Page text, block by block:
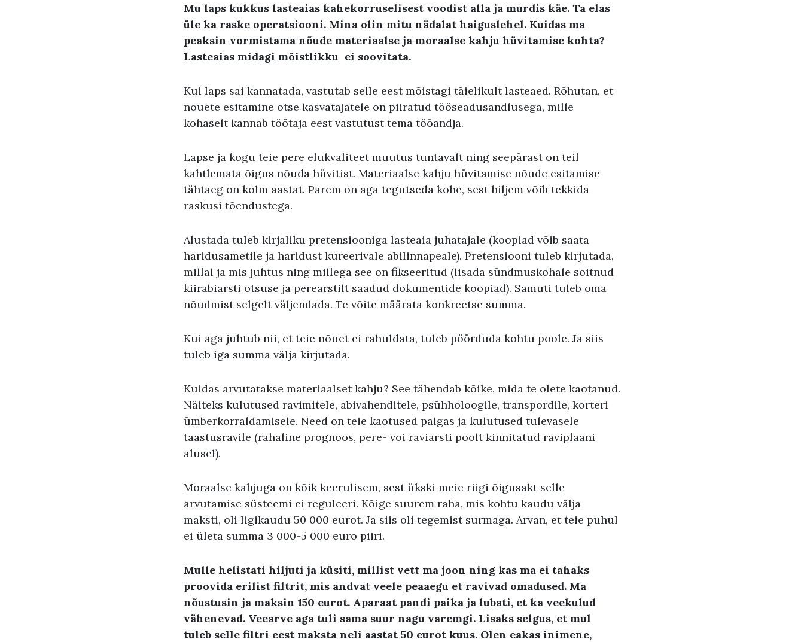
Mu laps kukkus lasteaias kahekorruselisest voodist alla ja murdis käe. Ta elas
üle ka raske operatsiooni. Mina olin mitu nädalat haiguslehel. Kuidas ma
peaksin vormistama nõude materiaalse ja moraalse kahju hüvitamise kohta?
Lasteaias midagi mõistlikku ei soovitata.
Kui laps sai kannatada, vastutab selle eest mõistagi täielikult lasteaed. Rõhutan, et
nõuete esitamine otse kasvatajatele on piiratud tööseadusandlusega, mille
kohaselt kannab töötaja eest vastutust tema tööandja.
Lapse ja kogu teie pere elukvaliteet muutus tuntavalt ning seepärast on teil
kahtlemata õigus nõuda hüvitist. Materiaalse kahju hüvitamise nõude esitamise
tähtaeg on kolm aastat. Parem on aga tegutseda kohe, sest hiljem võib tekkida
raskusi tõendustega.
Alustada tuleb kirjaliku pretensiooniga lasteaia juhatajale (koopiad võib saata
haridusametile ja haridust kureerivale abilinnapeale). Pretensiooni tuleb kirjutada,
millal ja mis juhtus ning millega see on fikseeritud (lisada sündmuskohale sõitnud
kiirabiarsti otsuse ja perearstilt saadud dokumentide koopiad). Samuti tuleb oma
nõudmist selgelt väljendada. Te võite määrata konkreetse summa.
Kui aga juhtub nii, et teie nõuet ei rahuldata, tuleb pöörduda kohtu poole. Ja siis
tuleb iga summa välja kirjutada.
Kuidas arvutatakse materiaalset kahju? See tähendab kõike, mida te olete kaotanud.
Näiteks kulutused ravimitele, abivahenditele, psühholoogile, transpordile, korteri
ümberkorraldamisele. Need on teie kaotused palgas ja kulutused tulevasele
taastusravile (rahaline prognoos, pere- või raviarsti poolt kinnitatud raviplaani
alusel).
Moraalse kahjuga on kõik keerulisem, sest ükski meie riigi õigusakt selle
arvutamise süsteemi ei reguleeri. Kõige suurem raha, mis kohtu kaudu välja
maksti, oli ligikaudu 50 000 eurot. Ja siis oli tegemist surmaga. Arvan, et teie puhul
ei ületa summa 3 000-5 000 euro piiri.
Mulle helistati hiljuti ja küsiti, millist vett ma joon ning kas ma ei tahaks
proovida erilist filtrit, mis andvat veele peaaegu et ravivad omadused. Ma
nõustusin ja maksin 150 eurot. Aparaat pandi paika ja lubati, et ka veekulud
vähenevad. Veearve aga tuli sama suur nagu varemgi. Lisaks selgus, et mul
tuleb selle filtri eest maksta neli aastat 50 eurot kuus. Olen eakas inimene,